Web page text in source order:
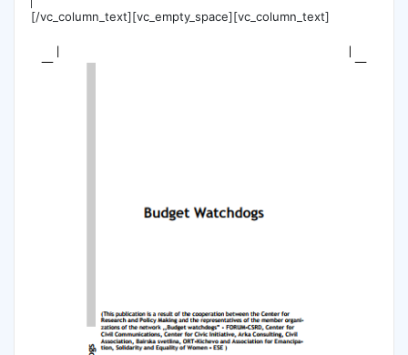
[/vc_column_text][vc_empty_space][vc_column_text]